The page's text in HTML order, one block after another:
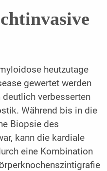
heutzutage
gewertet werden
verbesserten
Während bis in die
Biopsie des
kann die kardiale
eine Kombination